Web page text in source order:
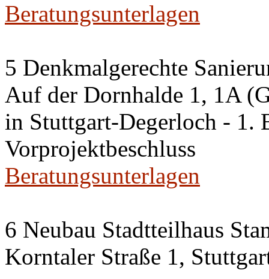
Beratungsunterlagen
5 Denkmalgerechte
Auf der Dornhalde 1, 1A
in Stuttgart-Degerloch - 1.
Vorprojektbeschluss
Beratungsunterlagen
6 Neubau Stadtteilhaus
Korntaler Straße 1,